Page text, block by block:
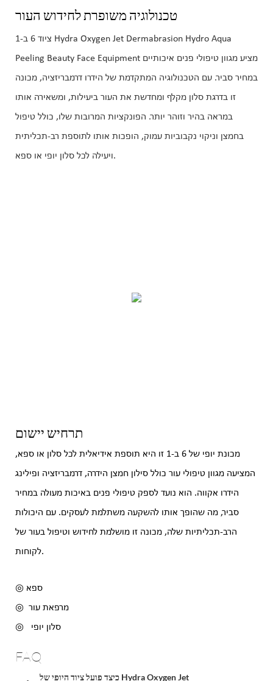
טכנולוגיה משופרת לחידוש העור
ציוד 6 ב-1 Hydra Oxygen Jet Dermabrasion Hydro Aqua
Peeling Beauty Face Equipment מציע מגוון טיפולי פנים איכותיים
במחיר סביר. עם הטכנולוגיה המתקדמת של הידרו דרמבריזציה, מכונה
זו בדרגת סלון מקלף ומחדשת את העור ביעילות, ומשאירה אותו
במראה בהיר וזוהר יותר. הפונקציות המרובות שלו, כולל טיפול
בחמצן וניקוי נקבוביות עמוק, הופכות אותו לתוספת רב-תכליתית
ויעילה לכל סלון יופי או ספא.
תרחיש יישום
מכונת יופי של 6 ב-1 זו היא תוספת אידיאלית לכל סלון או ספא,
המציעה מגוון טיפולי עור כולל סילון חמצן הידרה, דרמבריזציה ופילינג
הידרו אקווה. הוא נועד לספק טיפולי פנים באיכות מעולה במחיר
סביר, מה שהופך אותו להשקעה משתלמת לעסקים. עם היכולות
הרב-תכליתיות שלה, מכונה זו מושלמת לחידוש וטיפול בעור של
לקוחות.
◎ מרפאת עור
◎
סלון יופי
FAQ
כיצד פועל ציוד היופי של Hydra Oxygen Jet